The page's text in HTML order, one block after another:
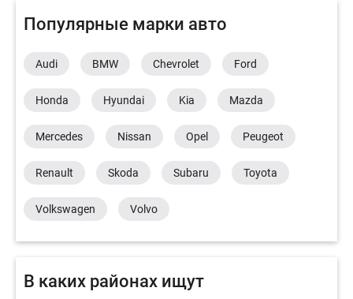
Популярные марки авто
Audi BMW Chevrolet Ford
Honda Hyundai Kia Mazda
Mercedes Nissan Opel Peugeot
Renault Skoda Subaru Toyota
Volkswagen Volvo
В каких районах ищут